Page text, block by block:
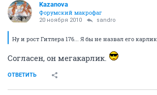
Kazanova
Форумский макрофаг
20 ноября 2010 sandro
Ну и рост Гитлера 176... Я бы не назвал его
Согласен, он мегакарлик.
ОТВЕТИТЬ